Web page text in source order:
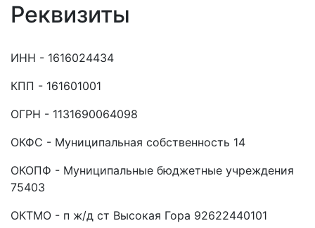
Реквизиты
ИНН - 1616024434
КПП - 161601001
ОГРН - 1131690064098
ОКФС - Муниципальная собственность 14
ОКОПФ - Муниципальные бюджетные учреждения
75403
ОКТМО - п ж/д ст Высокая Гора 92622440101